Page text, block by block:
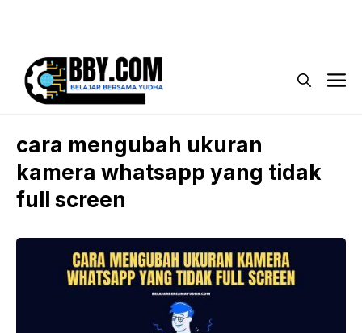
cara mengubah ukuran
kamera whatsapp yang tidak
full screen